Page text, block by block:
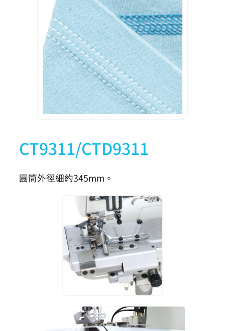
CT9311/CTD9311
圓筒外徑細約345mm。